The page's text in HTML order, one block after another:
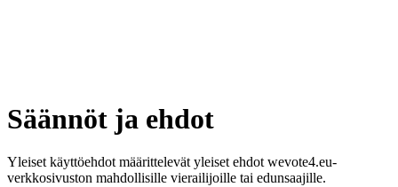
Säännöt ja ehdot
Yleiset käyttöehdot määrittelevät yleiset ehdot wevote4.eu-
verkkosivuston mahdollisille vierailijoille tai edunsaajille.